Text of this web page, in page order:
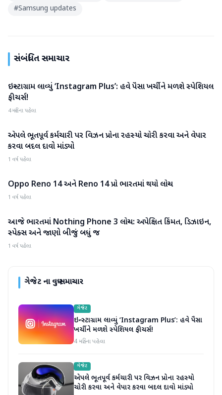
#Samsung updates
સંબંધિત સમાચાર
ગેજેટ
ઇન્સ્ટાગ્રામ લાવ્યું ‘Instagram Plus’: હવે પૈસા ખર્ચીને મળશે સ્પેશિયલ
ફીચર્સ!
4 મહિના પહેલા
ગેજેટ
એપલે ભૂતપૂર્વ કર્મચારી પર વિઝન પ્રોના રહસ્યો ચોરી કરવા અને વેપાર
કરવા બદલ દાવો માંડ્યો
1 વર્ષ પહેલા
ગેજેટ
Oppo Reno 14 અને Reno 14 પ્રો ભારતમાં થયો લોન્ચ
1 વર્ષ પહેલા
ગેજેટ
આજે ભારતમાં Nothing Phone 3 લોન્ચ: અપેક્ષિત કિંમત, ડિઝાઇન,
સ્પેક્સ અને જાણો બીજું બધું જ
1 વર્ષ પહેલા
ગેજેટ ના વધુ સમાચાર
ગેજેટ
ઇન્સ્ટાગ્રામ લાવ્યું ‘Instagram Plus’: હવે પૈસા
ખર્ચીને મળશે સ્પેશિયલ ફીચર્સ!
4 મહિના પહેલા
ગેજેટ
એપલે ભૂતપૂર્વ કર્મચારી પર વિઝન પ્રોના રહસ્યો
ચોરી કરવા અને વેપાર કરવા બદલ દાવો માંડ્યો